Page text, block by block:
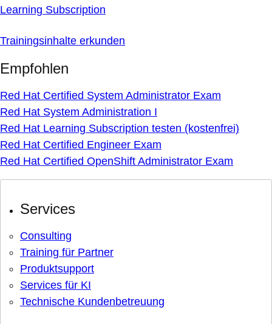
Learning Subscription
Trainingsinhalte erkunden
Empfohlen
Red Hat Certified System Administrator Exam
Red Hat System Administration I
Red Hat Learning Subscription testen (kostenfrei)
Red Hat Certified Engineer Exam
Red Hat Certified OpenShift Administrator Exam
Services
Consulting
Training für Partner
Produktsupport
Services für KI
Technische Kundenbetreuung